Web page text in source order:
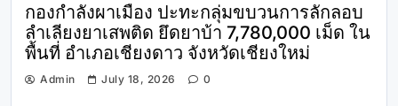
กองกำลังผาเมือง ปะทะกลุ่มขบวนการลักลอบ
ลำเลียงยาเสพติด ยึดยาบ้า 7,780,000 เม็ด ใน
พื้นที่ อำเภอเชียงดาว จังหวัดเชียงใหม่
Admin July 18, 2026 0